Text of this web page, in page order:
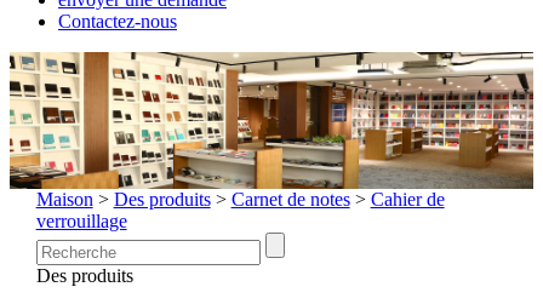
Contactez-nous
Maison > Des produits> Carnet de notes > Cahier de
verrouillage
Des produits